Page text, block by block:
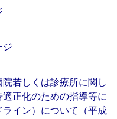
ジ
若しくは診療所に関し
正化のための指導等に
イン）について（平成